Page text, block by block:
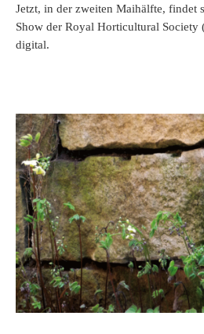
Jetzt, in der zweiten Maihälfte, findet
Show der Royal Horticultural Society
digital.